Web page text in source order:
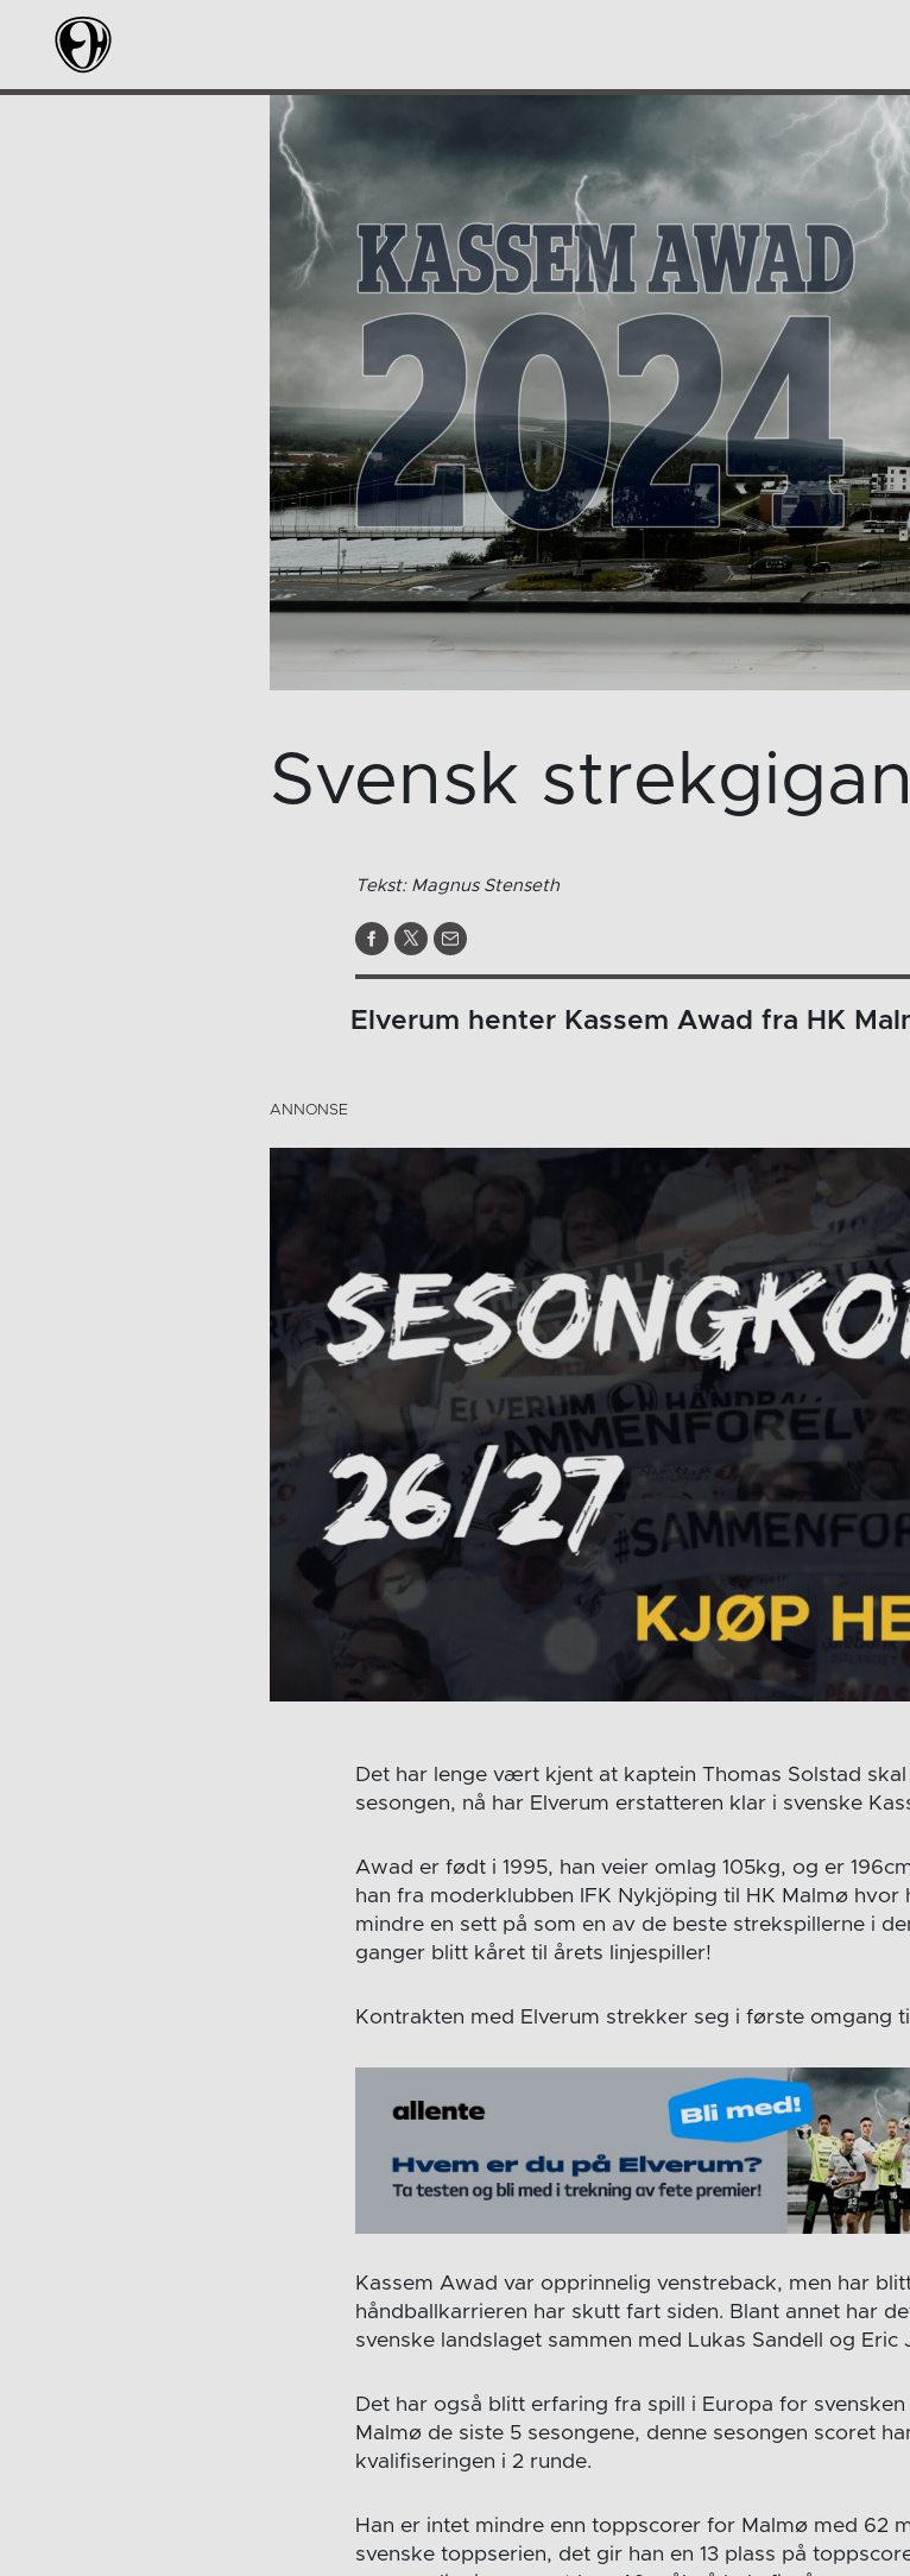
Svensk
Tekst: Magnus Stenseth
Elverum henter Kassem Awad fra HK
Det har lenge vært kjent at kaptein Thomas Solstad
sesongen, nå har Elverum erstatteren klar i svenske
Awad er født i 1995, han veier omlag 105kg, og er
han fra moderklubben IFK Nykjöping til HK Malmø
mindre en sett på som en av de beste strekspillerne i
ganger blitt kåret til årets linjespiller!
Kontrakten med Elverum strekker seg i første omgang
Kassem Awad var opprinnelig venstreback, men har
håndballkarrieren har skutt fart siden. Blant annet har
svenske landslaget sammen med Lukas Sandell og Eric
Det har også blitt erfaring fra spill i Europa for
Malmø de siste 5 sesongene, denne sesongen scoret
kvalifiseringen i 2 runde.
Han er intet mindre enn toppscorer for Malmø med 62
svenske toppserien, det gir han en 13 plass på